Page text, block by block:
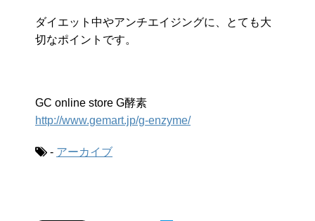
ダイエット中やアンチエイジングに、とても大
切なポイントです。
GC online store G酵素
http://www.gemart.jp/g-enzyme/
- アーカイブ